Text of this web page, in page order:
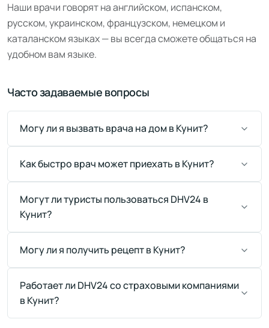
Наши врачи говорят на английском, испанском,
русском, украинском, французском, немецком и
каталанском языках — вы всегда сможете общаться на
удобном вам языке.
Часто задаваемые вопросы
Могу ли я вызвать врача на дом в Кунит?
Как быстро врач может приехать в Кунит?
Могут ли туристы пользоваться DHV24 в
Кунит?
Могу ли я получить рецепт в Кунит?
Работает ли DHV24 со страховыми компаниями
в Кунит?